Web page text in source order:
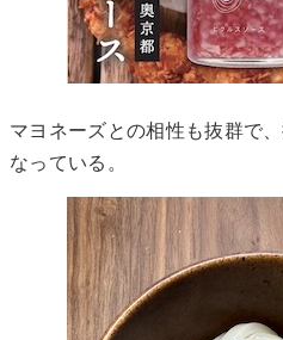
マヨネーズとの相性も抜群で
なっている。